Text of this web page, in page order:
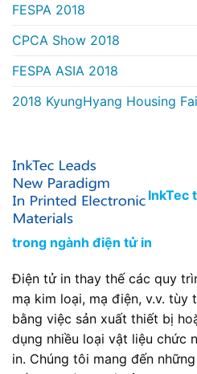
InkTec
trong ngành điện tử in
Điện tử in thay thế các quy
mạ kim loại, mạ điện, v.v. tùy
bằng việc sản xuất thiết bị
dụng nhiều loại vật liệu chức
in. Chúng tôi mang đến
FESPA 2018
CPCA Show 2018
FESPA ASIA 2018
2018 KyungHyang Housing